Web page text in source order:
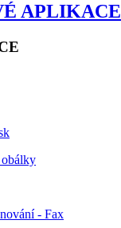
APLIKACE
- Fax